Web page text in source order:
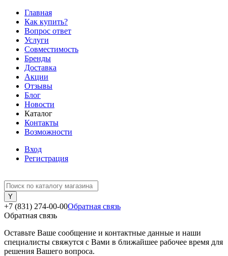
Главная
Как купить?
Вопрос ответ
Услуги
Совместимость
Бренды
Доставка
Акции
Отзывы
Блог
Новости
Каталог
Контакты
Возможности
Вход
Регистрация
+7 (831) 274-00-00Обратная связь
Обратная связь
Оставьте Ваше сообщение и контактные данные и наши
специалисты свяжутся с Вами в ближайшее рабочее время для
решения Вашего вопроса.